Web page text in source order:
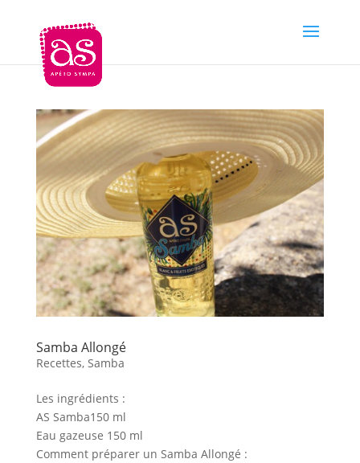
Samba Allongé
Recettes, Samba
Les ingrédients :
AS Samba150 ml
Eau gazeuse 150 ml
Comment préparer un Samba Allongé :